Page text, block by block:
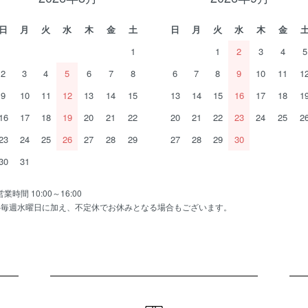
日 月 火 水 木 金
土
1
2
3 4 5 6 7
8
9
10 11 12 13 14
15
16
17 18 19 20 21
22
24 25 26 27 28
29
31
日 月 火 水 木 金
1
2 3 4
5
6
7 8 9 10 11
13
14 15 16 17 18
20
21 22 23 24 25
27
28 29 30
業時間 10:00～16:00
週水曜日に加え、不定休でお休みとなる場合もございます。